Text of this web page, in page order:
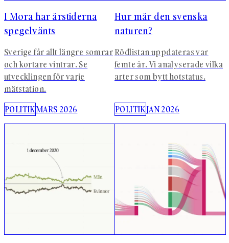
I Mora har årstiderna
spegelvänts
Sverige får allt längre somrar
och kortare vintrar. Se
utvecklingen för varje
mätstation.
Hur mår den svenska
naturen?
Rödlistan uppdateras var
femte år. Vi analyserade vilka
arter som bytt hotstatus.
POLITIKMARS 2026 POLITIKJAN 2026